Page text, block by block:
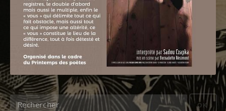
OK